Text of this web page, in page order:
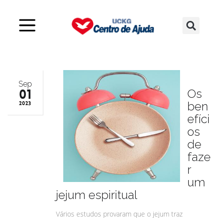
Sep
01
2023
Os
ben
efíci
os
de
faze
r
um
jejum espiritual
Vários estudos provaram que o jejum traz